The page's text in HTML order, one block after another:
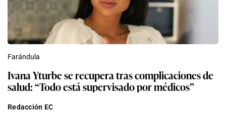
Farándula
Ivana Yturbe se recupera tras complicaciones de
salud: “Todo está supervisado por médicos”
Redacción EC